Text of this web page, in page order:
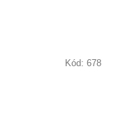
Kód: 678